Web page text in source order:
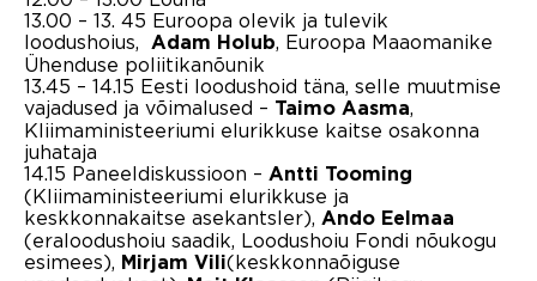
13.00 – 13. 45 Euroopa olevik ja tulevik
loodushoius,
Adam Holub, Euroopa Maaomanike
Ühenduse poliitikanõunik
13.45 – 14.15 Eesti loodushoid täna, selle muutmise
vajadused ja võimalused – Taimo Aasma,
Kliimaministeeriumi elurikkuse kaitse osakonna
juhataja
14.15 Paneeldiskussioon – Antti Tooming
(Kliimaministeeriumi elurikkuse ja
keskkonnakaitse asekantsler), Ando Eelmaa
(eraloodushoiu saadik, Loodushoiu Fondi nõukogu
esimees), Mirjam Vili(keskkonnaõiguse